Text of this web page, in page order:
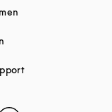
Link Opens in